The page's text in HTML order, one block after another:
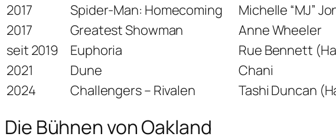
2017
Spider-Man: Homecoming Michelle “MJ”
2017
Greatest Showman Anne Wheeler
seit 2019
Euphoria Rue Bennett
2021
Dune Chani
2024
Challengers – Rivalen Tashi Duncan
Die Bühnen von Oakland